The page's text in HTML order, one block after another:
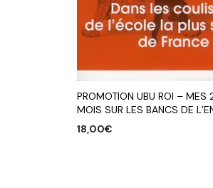
PROMOTION UBU ROI – MES
MOIS SUR LES BANCS DE
18,00€